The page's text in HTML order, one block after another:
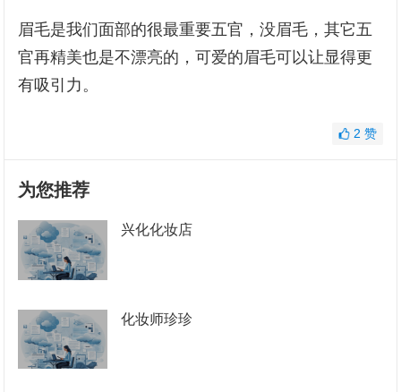
眉毛是我们面部的很最重要五官，没眉毛，其它五
官再精美也是不漂亮的，可爱的眉毛可以让显得更
有吸引力。
2 赞
为您推荐
兴化化妆店
化妆师珍珍